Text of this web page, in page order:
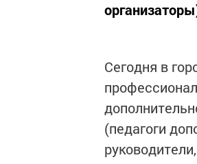
Сегодня в
(педагоги